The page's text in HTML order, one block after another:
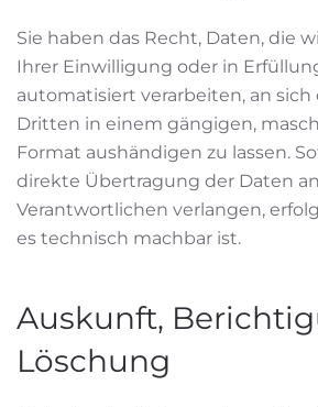
Sie haben das Recht, Daten, die
Ihrer Einwilligung oder in
automatisiert verarbeiten, an sich
Dritten in einem gängigen,
Format aushändigen zu lassen.
direkte Übertragung der Daten
Verantwortlichen verlangen,
es technisch machbar ist.
Auskunft,
Löschung